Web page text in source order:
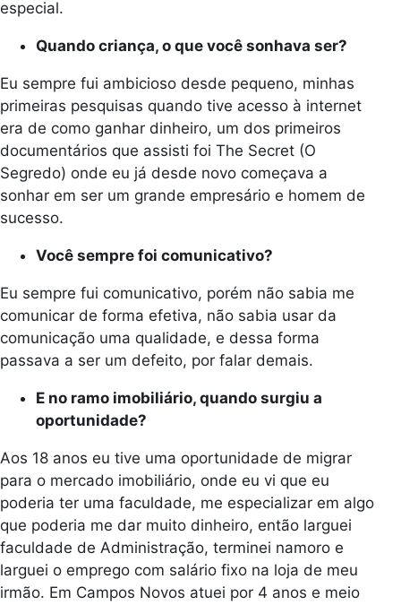
especial.
Quando criança, o que você sonhava ser?
Eu sempre fui ambicioso desde pequeno, minhas
primeiras pesquisas quando tive acesso à internet
era de como ganhar dinheiro, um dos primeiros
documentários que assisti foi The Secret (O
Segredo) onde eu já desde novo começava a
sonhar em ser um grande empresário e homem de
sucesso.
Você sempre foi comunicativo?
Eu sempre fui comunicativo, porém não sabia me
comunicar de forma efetiva, não sabia usar da
comunicação uma qualidade, e dessa forma
passava a ser um defeito, por falar demais.
E no ramo imobiliário, quando surgiu a
oportunidade?
Aos 18 anos eu tive uma oportunidade de migrar
para o mercado imobiliário, onde eu vi que eu
poderia ter uma faculdade, me especializar em algo
que poderia me dar muito dinheiro, então larguei
faculdade de Administração, terminei namoro e
larguei o emprego com salário fixo na loja de meu
irmão. Em Campos Novos atuei por 4 anos e meio